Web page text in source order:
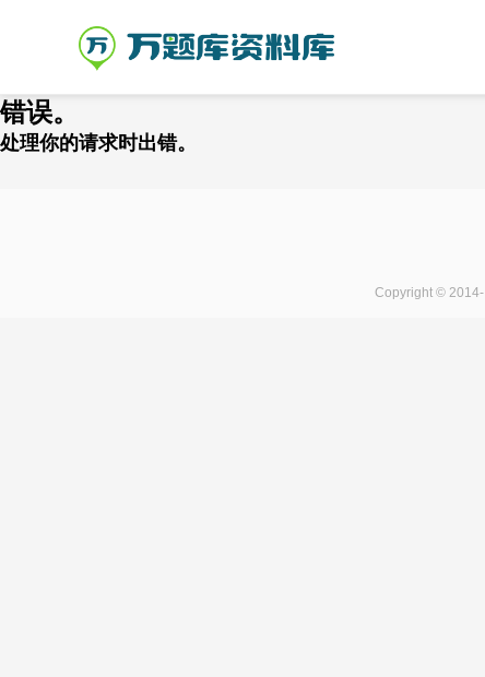
错误。
处理你的请求时出错。
Copyright © 2014-